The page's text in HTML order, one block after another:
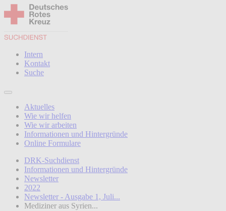
Intern
Kontakt
Suche
Aktuelles
Wie wir helfen
Wie wir arbeiten
Informationen und Hintergründe
Online Formulare
DRK-Suchdienst
Informationen und Hintergründe
Newsletter
2022
Newsletter - Ausgabe 1, Juli...
Mediziner aus Syrien...